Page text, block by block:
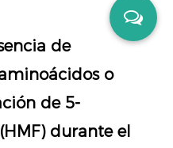
de
o
de 5-
durante el